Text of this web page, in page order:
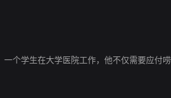
一个学生在大学医院工作，他不仅需要应付